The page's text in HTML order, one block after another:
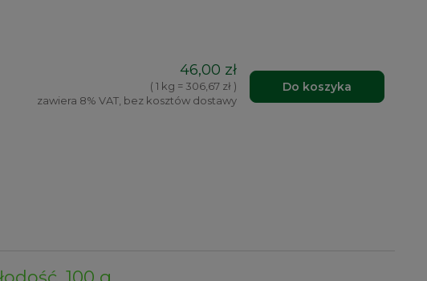
46,00 zł
( 1 kg = 306,67 zł )
zawiera 8% VAT, bez kosztów dostawy
Do koszyka
100 g